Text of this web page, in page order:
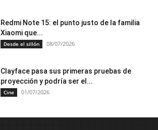
Redmi Note 15: el punto justo de la familia
Xiaomi que...
Desde el sillón 08/07/2026
Clayface pasa sus primeras pruebas de
proyección y podría ser el...
Cine 01/07/2026